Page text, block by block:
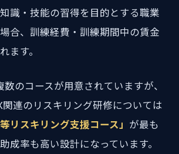
識・技能の習得を目的とする職業
合、訓練経費・訓練期間中の賃金
ます。
のコースが用意されていますが、
連のリスキリング研修については
リスキリング支援コース」 が最も
成率も高い設計になっています。